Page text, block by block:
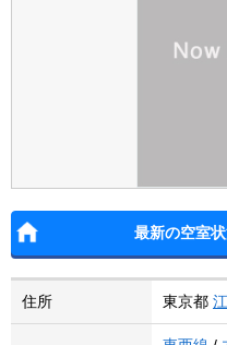
最新の空室
住所 東京都